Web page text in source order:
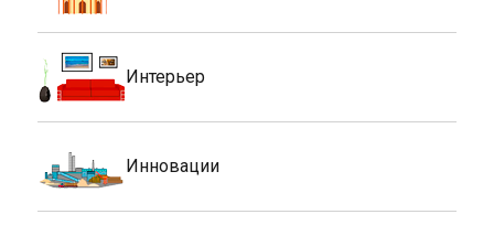
Интерьер
Инновации